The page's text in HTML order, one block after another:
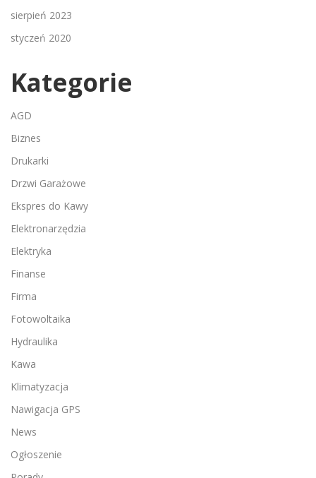
sierpień 2023
styczeń 2020
Kategorie
AGD
Biznes
Drukarki
Drzwi Garażowe
Ekspres do Kawy
Elektronarzędzia
Elektryka
Finanse
Firma
Fotowoltaika
Hydraulika
Kawa
Klimatyzacja
Nawigacja GPS
News
Ogłoszenie